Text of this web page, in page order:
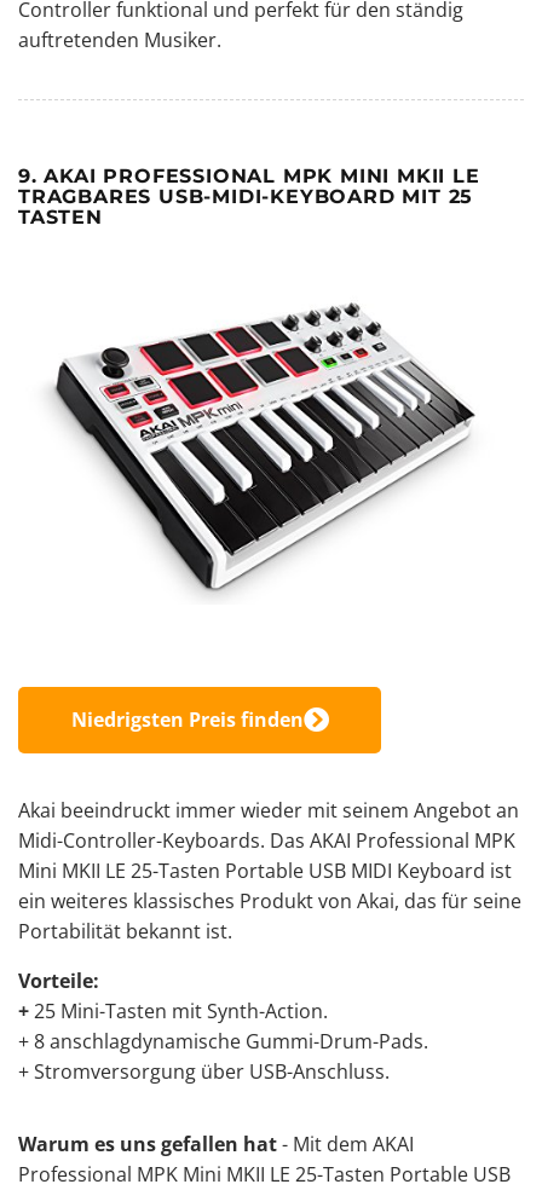
Controller funktional und perfekt für den ständig
auftretenden Musiker.
9. AKAI PROFESSIONAL MPK MINI MKII LE
TRAGBARES USB-MIDI-KEYBOARD MIT 25
TASTEN
Niedrigsten Preis finden
Akai beeindruckt immer wieder mit seinem Angebot an
Midi-Controller-Keyboards. Das AKAI Professional MPK
Mini MKII LE 25-Tasten Portable USB MIDI Keyboard ist
ein weiteres klassisches Produkt von Akai, das für seine
Portabilität bekannt ist.
Vorteile:
+25 Mini-Tasten mit Synth-Action.
+ 8 anschlagdynamische Gummi-Drum-Pads.
+ Stromversorgung über USB-Anschluss.
Warum es uns gefallen hat- Mit dem AKAI
Professional MPK Mini MKII LE 25-Tasten Portable USB